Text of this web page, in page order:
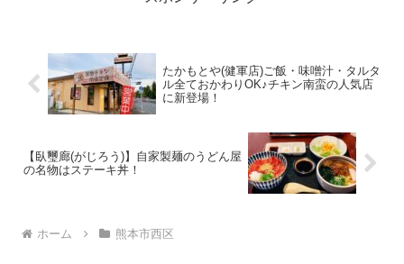
たかもとや(健軍店)ご飯・味噌汁・タルタ
ル全ておかわりOK♪チキン南蛮の人気店
に新登場！
【臥璽廊(がじろう)】自家製麺のうどん屋
の名物はステーキ丼！
ホーム 熊本市西区